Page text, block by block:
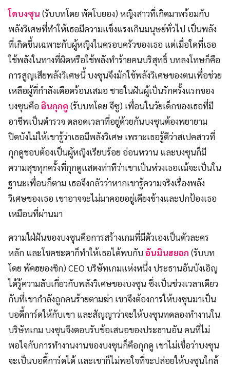
โดบงซุน (รับบทโดย พัคโบยอง) หญิงสาวที่เกิดมาพร้อมกับ
พลังวิเศษที่ทำให้เธอมีความแข็งแรงเกินมนุษย์ทั่วไป เป็นพลัง
ที่เกิดขึ้นเฉพาะกับผู้หญิงในครอบครัวของเธอ แต่เมื่อใดที่เธอ
ใช้พลังในทางที่ผิดหรือใช้พลังทำร้ายคนบริสุทธิ์ บทลงโทษก็คือ
การสูญเสียพลังวิเศษนี้ บงซุนจึงมักใช้พลังวิเศษของตนเพื่อช่วย
เหลือผู้ที่กำลังเดือดร้อนเสมอ ชายในฝันผู้เป็นรักครั้งแรกของ
บงซุนคืออินกุกดู (รับบทโดย จีซู) เพื่อนในวัยเด็กของเธอที่มี
อาชีพเป็นตำรวจ ตลอดเวลาที่อยู่ด้วยกันบงซุนต้องพยายาม
ปิดบังไม่ให้เขารู้ว่าเธอมีพลังวิเศษ เพราะเธอรู้ดีว่าสเปคสาวที่
กุกดูชอบต้องเป็นผู้หญิงเรียบร้อย อ่อนหวาน และบงซุนก็มี
ความสุขทุกครั้งที่กุกดูแสดงท่าทีว่าเขาเป็นห่วงเธอแม้จะเป็นใน
ฐานะเพื่อนก็ตาม เธอจึงกลัวว่าหากเขารู้ความจริงเรื่องพลัง
วิเศษของเธอ เขาอาจจะไม่มาคอยอยู่เคียงข้างและปกป้องเธอ
เหมือนที่ผ่านมา
ความใฝ่ฝันของบงซุนคือการสร้างเกมที่มีตัวเองเป็นตัวละคร
หลัก และโชคชะตาก็ทำให้เธอได้พบกับอันมินฮยอก (รับบท
โดย พัคฮยองชิก) CEO บริษัทเกมแห่งหนึ่ง ประธานอันบังเอิญ
ได้รู้ความลับเกี่ยวกับพลังวิเศษของบงซุน ซึ่งเป็นช่วงเวลาเดียว
กับที่เขากำลังถูกคนร้ายตามฆ่า เขาจึงต้องการให้บงซุนมาเป็น
บอดี้การ์ดให้กับเขา และสัญญาว่าจะให้บงซุนทดลองทำงานใน
บริษัทเกม บงซุนจึงตอบรับข้อเสนอของประธานอัน คนที่ไม่
พอใจกับการทำงานงานของบงซุนก็คือกุกดู เขาไม่เชื่อว่าบงซุน
จะเป็นบอดี้การ์ดได้ และเขาก็ไม่พอใจที่จะปล่อยให้บงซุนใกล้